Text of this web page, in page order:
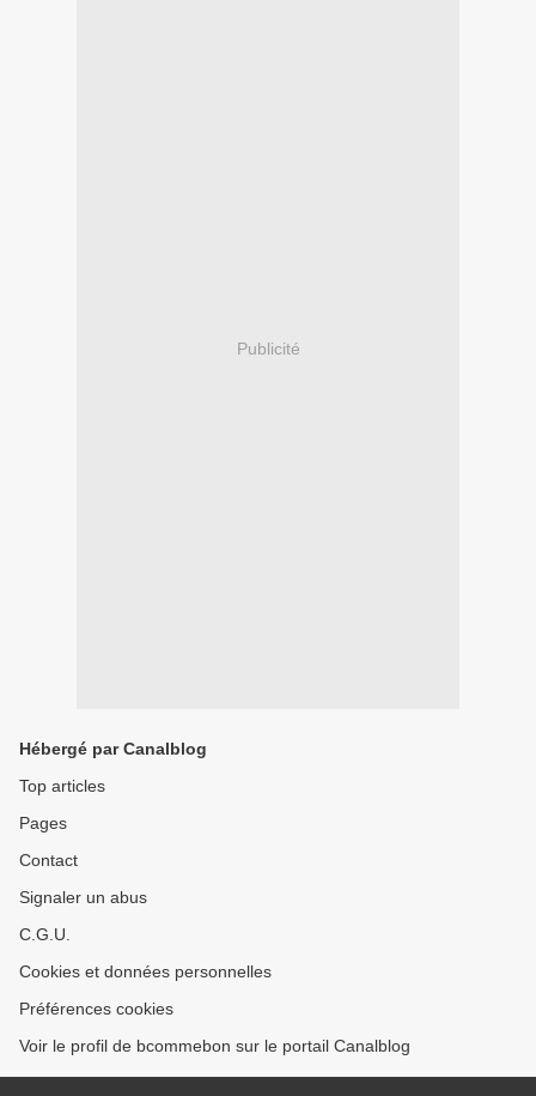
Publicité
Hébergé par Canalblog
Top articles
Pages
Contact
Signaler un abus
C.G.U.
Cookies et données personnelles
Préférences cookies
Voir le profil de bcommebon sur le portail Canalblog